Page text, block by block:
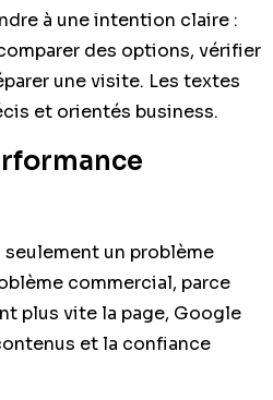
à une intention claire :
des options, vérifier
une visite. Les textes
et orientés business.
un problème
commercial, parce
plus vite la page, Google
et la confiance